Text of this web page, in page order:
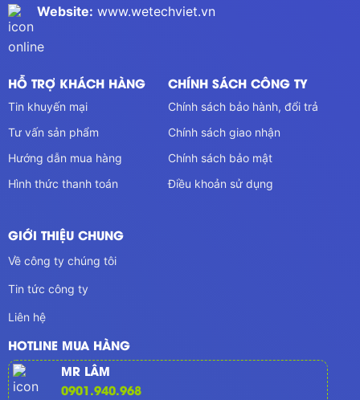
Website: www.wetechviet.vn
HỖ TRỢ KHÁCH HÀNG
Tin khuyến mại
Tư vấn sản phẩm
Hướng dẫn mua hàng
Hình thức thanh toán
CHÍNH SÁCH CÔNG TY
Chính sách bảo hành, đổi trả
Chính sách giao nhận
Chính sách bảo mật
Điều khoản sử dụng
GIỚI THIỆU CHUNG
Về công ty chúng tôi
Tin tức công ty
Liên hệ
HOTLINE MUA HÀNG
MR LÂM
0901.940.968